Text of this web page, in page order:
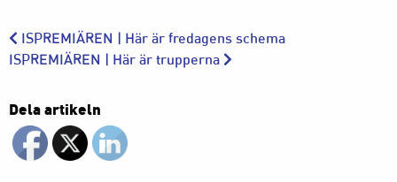
ISPREMIÄREN | Här är fredagens schema
ISPREMIÄREN | Här är trupperna
Dela artikeln